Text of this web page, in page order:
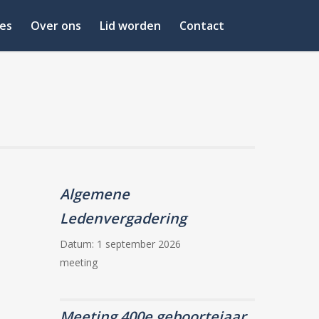
Over ons Lid worden Contact
Algemene
Ledenvergadering
Datum: 1 september 2026
meeting